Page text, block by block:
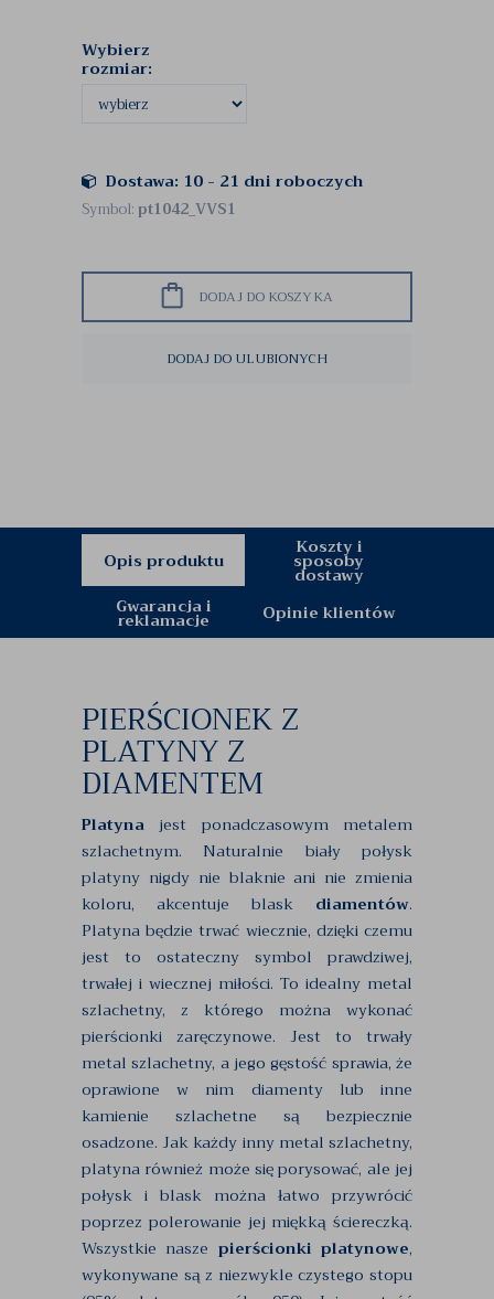
Wybierz
rozmiar:
Dostawa: 10 - 21 dni roboczych
Symbol:pt1042_VVS1
DODAJ DO KOSZYKA
DODAJ DO ULUBIONYCH
Opis produktu
Koszty i
sposoby
dostawy
Gwarancja i
reklamacje Opinie klientów
PIERŚCIONEK Z
PLATYNY Z
DIAMENTEM
Platyna jest ponadczasowym metalem
szlachetnym. Naturalnie biały połysk
platyny nigdy nie blaknie ani nie zmienia
koloru, akcentuje blask diamentów.
Platyna będzie trwać wiecznie, dzięki czemu
jest to ostateczny symbol prawdziwej,
trwałej i wiecznej miłości. To idealny metal
szlachetny, z którego można wykonać
pierścionki zaręczynowe. Jest to trwały
metal szlachetny, a jego gęstość sprawia, że
oprawione w nim diamenty lub inne
kamienie szlachetne są bezpiecznie
osadzone. Jak każdy inny metal szlachetny,
platyna również może się porysować, ale jej
połysk i blask można łatwo przywrócić
poprzez polerowanie jej miękką ściereczką.
Wszystkie nasze pierścionki platynowe,
wykonywane są z niezwykle czystego stopu